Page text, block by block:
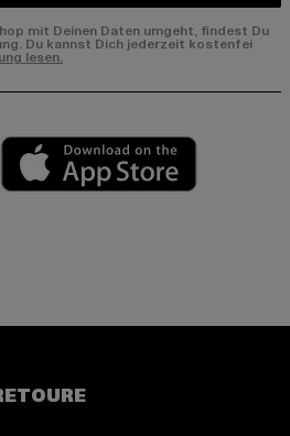
mit Deinen Daten umgeht, findest Du
Du kannst Dich jederzeit kostenfei
lesen.
Play market